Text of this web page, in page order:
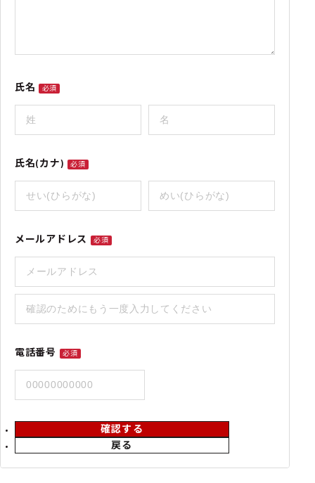
氏名 必須
氏名(カナ) 必須
メールアドレス 必須
電話番号 必須
戻る
確認する